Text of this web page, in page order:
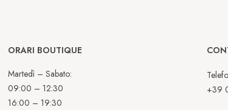
ORARI BOUTIQUE
Martedì – Sabato:
09:00 – 12:30
16:00 – 19:30
+39